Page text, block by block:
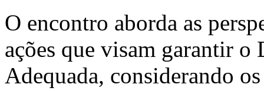
O encontro aborda as
ações que visam garantir
Adequada, considerando